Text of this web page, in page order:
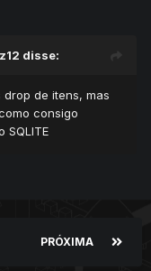
disse:
de itens, mas
consigo
SQLITE
PRÓXIMA